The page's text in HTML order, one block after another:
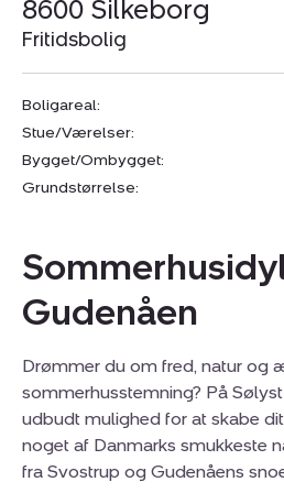
8600 Silkeborg
Fritidsbolig
Boligareal:
Stue/Værelser:
Bygget/Ombygget:
Grundstørrelse:
Gudenåen
Drømmer du om fred, natur og
sommerhusstemning? På
udbudt mulighed for at skabe
noget af Danmarks smukkeste
fra Svostrup og Gudenåens